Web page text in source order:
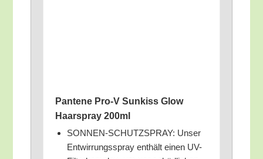
Pan­te­ne Pro‑V Sun­kiss Glow
Haar­spray 200ml
SONNEN-SCHUTZSPRAY: Unser
Ent­wir­rungs­spray ent­hält einen UV-